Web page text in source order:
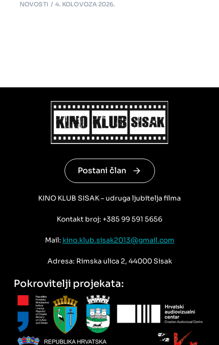
NOVOSTI 4. KOLOVOZA 2026.
Postani član
KINO KLUB SISAK – udruga ljubitelja filma
Kontakt broj: +385 99 591 5656
Mail: kino.klub.sisak2013@gmail.com
Adresa: Rimska ulica 2, 44000 Sisak
Pokrovitelji projekata: